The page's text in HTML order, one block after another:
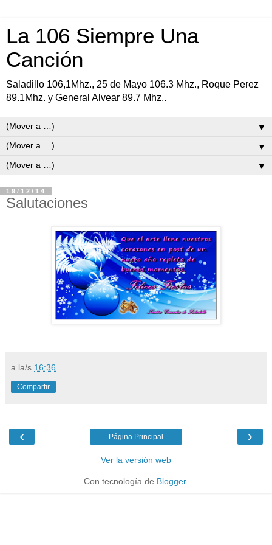
La 106 Siempre Una
Canción
Saladillo 106,1Mhz., 25 de Mayo 106.3 Mhz., Roque Perez
89.1Mhz. y General Alvear 89.7 Mhz..
▼
▼
▼
19/12/14
Salutaciones
a la/s 16:36
Compartir
‹ ›
Página Principal
Ver la versión web
Con tecnología de Blogger.